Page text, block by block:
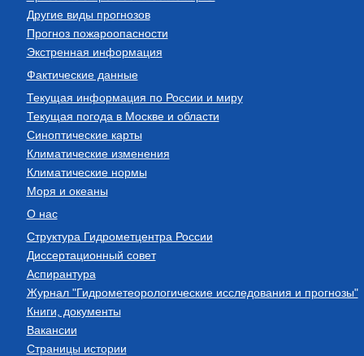
Другие виды прогнозов
Прогноз пожароопасности
Экстренная информация
Фактические данные
Текущая информация по России и миру
Текущая погода в Москве и области
Синоптические карты
Климатические изменения
Климатические нормы
Моря и океаны
О нас
Структура Гидрометцентра России
Диссертационный совет
Аспирантура
Журнал "Гидрометеорологические исследования и прогнозы"
Книги, документы
Вакансии
Страницы истории